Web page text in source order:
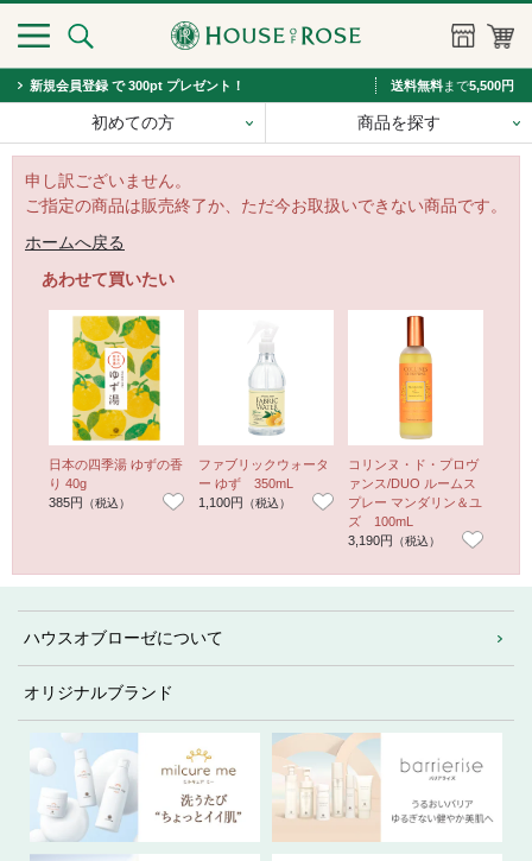
新規会員登録 で 300pt プレゼント！ 送料無料まで5,500円
初めての方 商品を探す
申し訳ございません。
ご指定の商品は販売終了か、ただ今お取扱いできない商品です。
ホームへ戻る
あわせて買いたい
日本の四季湯 ゆずの香
り 40g
385円 （税込）
ファブリックウォータ
ー ゆず 350mL
1,100円
（税込）
コリンヌ・ド・プロヴ
ァンス/DUO ルームス
プレー マンダリン＆ユ
ズ 100mL
3,190円
（税込）
ハウスオブローゼについて
オリジナルブランド